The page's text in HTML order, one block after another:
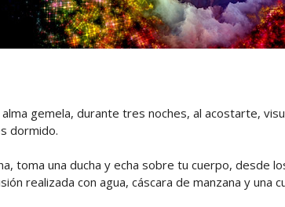
gemela, durante tres noches, al acostarte,
dormido.
toma una ducha y echa sobre tu cuerpo, desde
realizada con agua, cáscara de manzana y una